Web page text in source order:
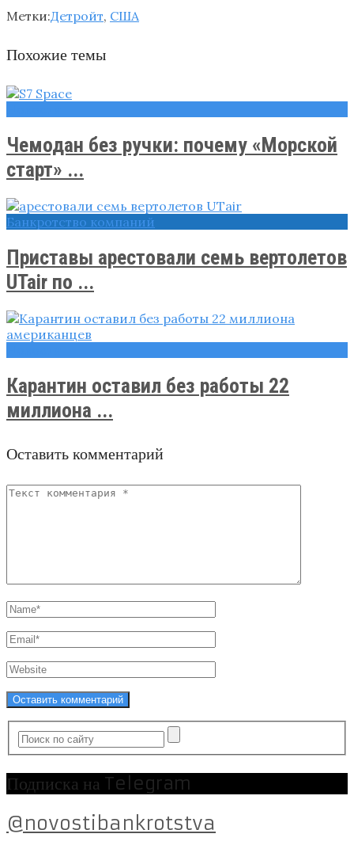
Метки:Детройт, США
Похожие темы
Чемодан без ручки: почему «Морской
старт» ...
Банкротство компаний
Приставы арестовали семь вертолетов
UTair по ...
Карантин оставил без работы 22
миллиона ...
Оставить комментарий
Подписка на Telegram
@novostibankrotstva